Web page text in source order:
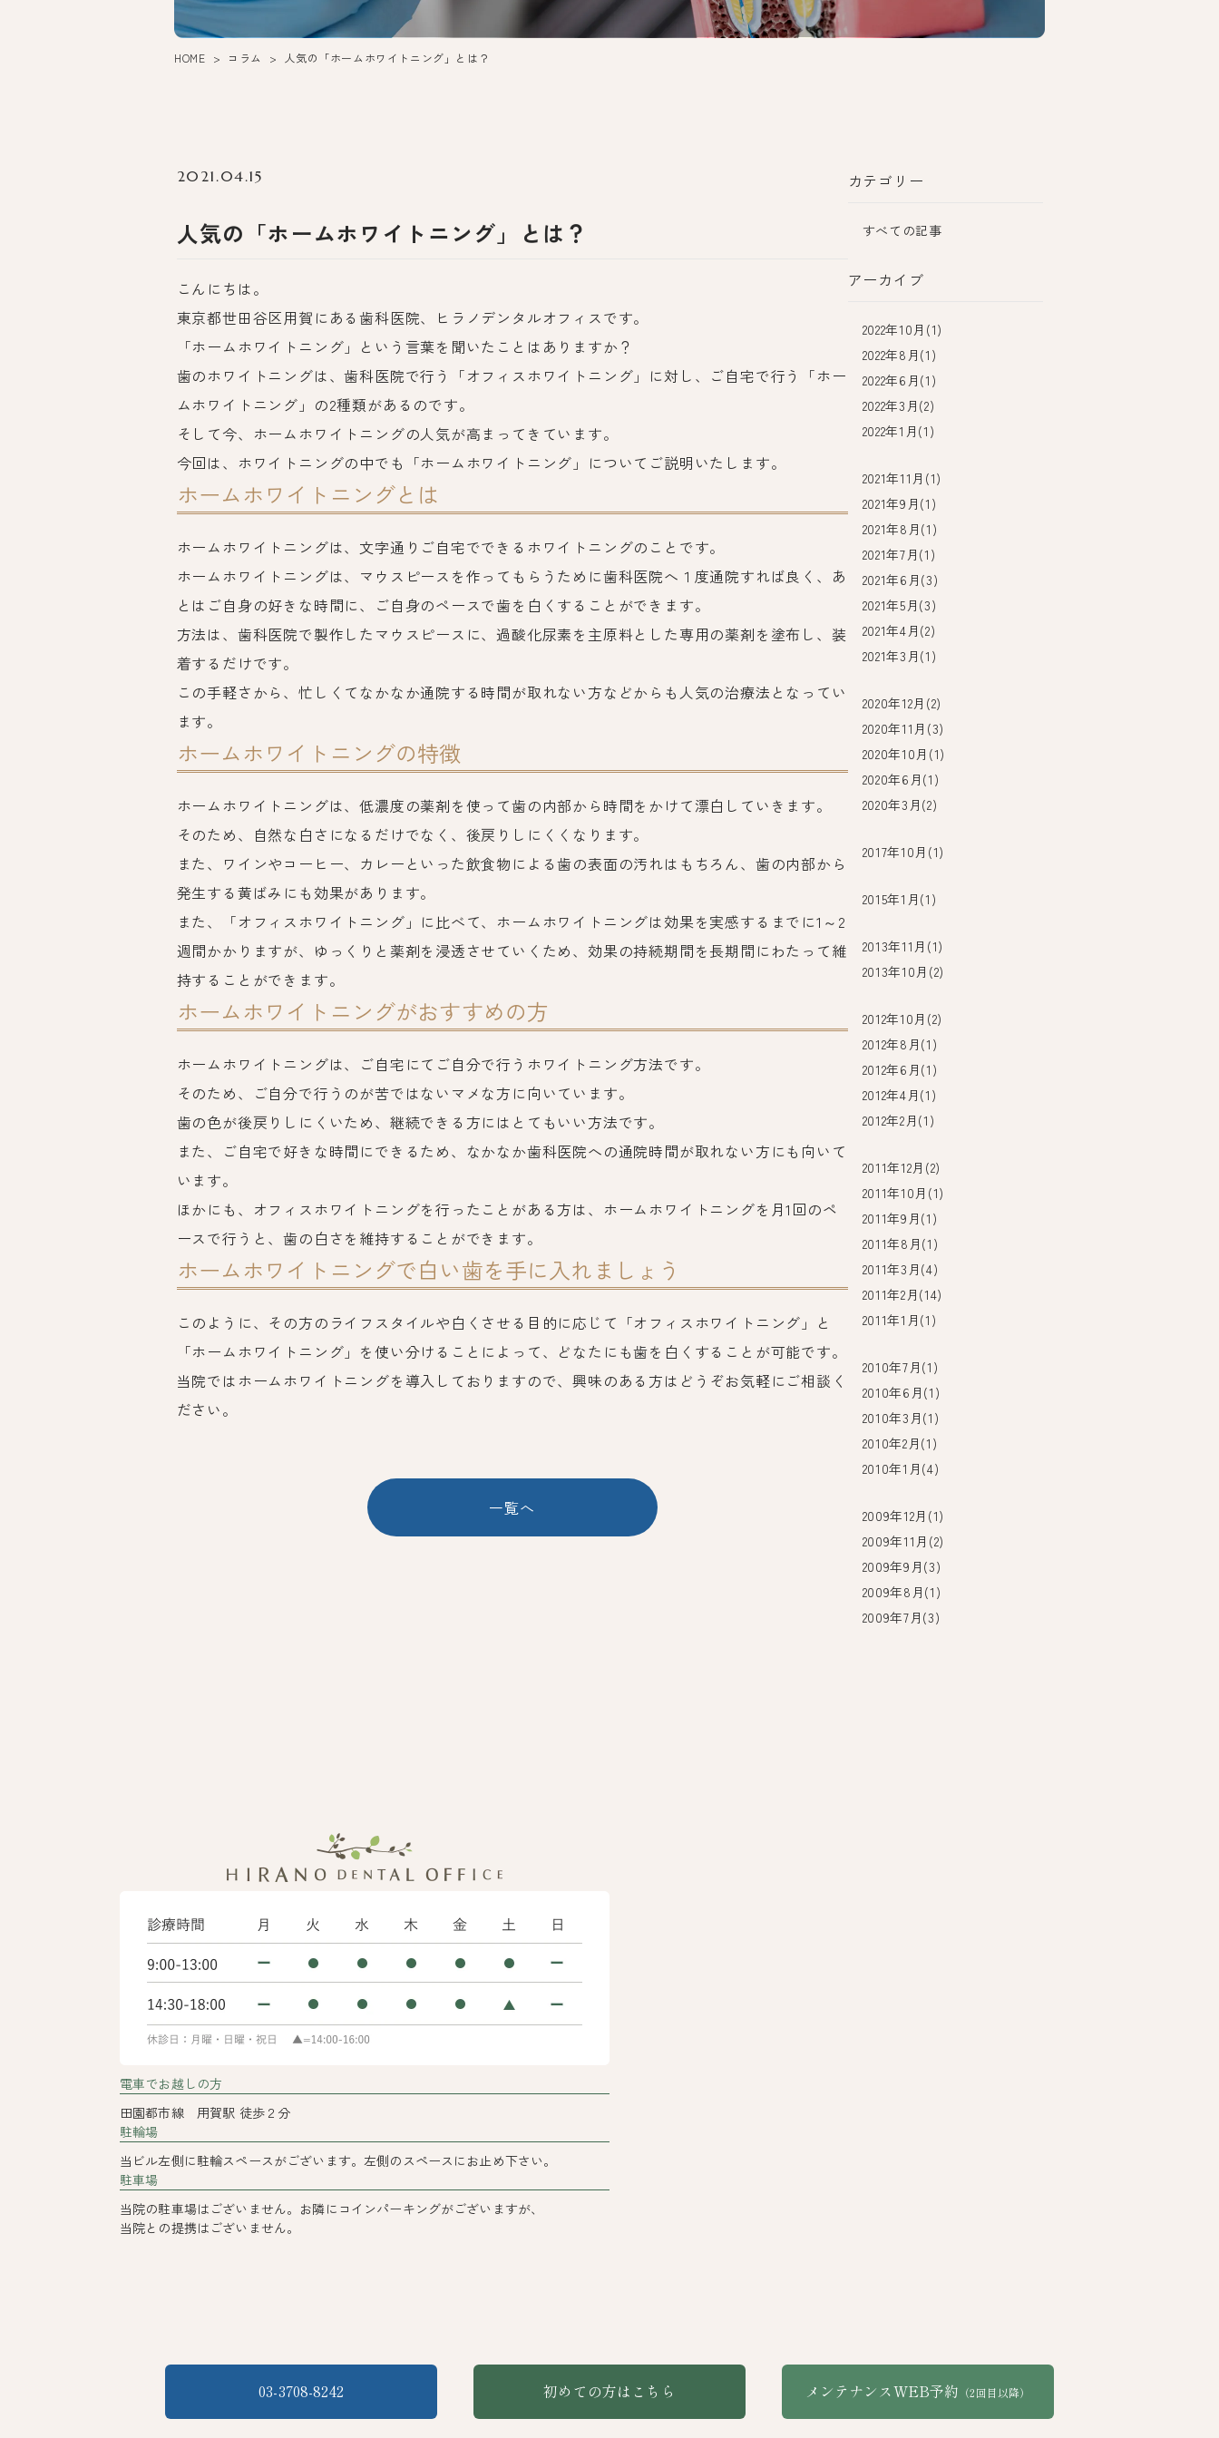
HOME コラム 人気の「ホームホワイトニング」とは？
2021.04.15
人気の「ホームホワイトニング」とは？
こんにちは。
東京都世田谷区用賀にある歯科医院、ヒラノデンタルオフィスです。
「ホームホワイトニング」という言葉を聞いたことはありますか？
歯のホワイトニングは、歯科医院で行う「オフィスホワイトニング」に対し、ご自宅で行う「ホー
ムホワイトニング」の2種類があるのです。
そして今、ホームホワイトニングの人気が高まってきています。
今回は、ホワイトニングの中でも「ホームホワイトニング」についてご説明いたします。
ホームホワイトニングとは
ホームホワイトニングは、文字通りご自宅でできるホワイトニングのことです。
ホームホワイトニングは、マウスピースを作ってもらうために歯科医院へ１度通院すれば良く、あ
とはご自身の好きな時間に、ご自身のペースで歯を白くすることができます。
方法は、歯科医院で製作したマウスピースに、過酸化尿素を主原料とした専用の薬剤を塗布し、装
着するだけです。
この手軽さから、忙しくてなかなか通院する時間が取れない方などからも人気の治療法となってい
ます。
ホームホワイトニングの特徴
ホームホワイトニングは、低濃度の薬剤を使って歯の内部から時間をかけて漂白していきます。
そのため、自然な白さになるだけでなく、後戻りしにくくなります。
また、ワインやコーヒー、カレーといった飲食物による歯の表面の汚れはもちろん、歯の内部から
発生する黄ばみにも効果があります。
また、「オフィスホワイトニング」に比べて、ホームホワイトニングは効果を実感するまでに1～2
週間かかりますが、ゆっくりと薬剤を浸透させていくため、効果の持続期間を長期間にわたって維
持することができます。
ホームホワイトニングがおすすめの方
ホームホワイトニングは、ご自宅にてご自分で行うホワイトニング方法です。
そのため、ご自分で行うのが苦ではないマメな方に向いています。
歯の色が後戻りしにくいため、継続できる方にはとてもいい方法です。
また、ご自宅で好きな時間にできるため、なかなか歯科医院への通院時間が取れない方にも向いて
います。
ほかにも、オフィスホワイトニングを行ったことがある方は、ホームホワイトニングを月1回のペ
ースで行うと、歯の白さを維持することができます。
ホームホワイトニングで白い歯を手に入れましょう
このように、その方のライフスタイルや白くさせる目的に応じて「オフィスホワイトニング」と
「ホームホワイトニング」を使い分けることによって、どなたにも歯を白くすることが可能です。
当院ではホームホワイトニングを導入しておりますので、興味のある方はどうぞお気軽にご相談く
ださい。
一覧へ
カテゴリー
すべての記事
アーカイブ
2022年10月(1)
2022年8月(1)
2022年6月(1)
2022年3月(2)
2022年1月(1)
2021年11月(1)
2021年9月(1)
2021年8月(1)
2021年7月(1)
2021年6月(3)
2021年5月(3)
2021年4月(2)
2021年3月(1)
2020年12月(2)
2020年11月(3)
2020年10月(1)
2020年6月(1)
2020年3月(2)
2017年10月(1)
2015年1月(1)
2013年11月(1)
2013年10月(2)
2012年10月(2)
2012年8月(1)
2012年6月(1)
2012年4月(1)
2012年2月(1)
2011年12月(2)
2011年10月(1)
2011年9月(1)
2011年8月(1)
2011年3月(4)
2011年2月(14)
2011年1月(1)
2010年7月(1)
2010年6月(1)
2010年3月(1)
2010年2月(1)
2010年1月(4)
2009年12月(1)
2009年11月(2)
2009年9月(3)
2009年8月(1)
2009年7月(3)
電車でお越しの方
田園都市線 用賀駅 徒歩２分
駐輪場
当ビル左側に駐輪スペースがございます。左側のスペースにお止め下さい。
駐車場
当院の駐車場はございません。お隣にコインパーキングがございますが、
当院との提携はございません。
03-3708-8242 初めての方はこちら メンテナンスWEB予約 （2回目以降）